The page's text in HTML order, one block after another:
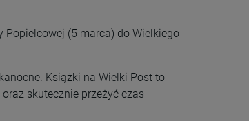
(5 marca) do Wielkiego
Książki na Wielki Post to
skutecznie przeżyć czas